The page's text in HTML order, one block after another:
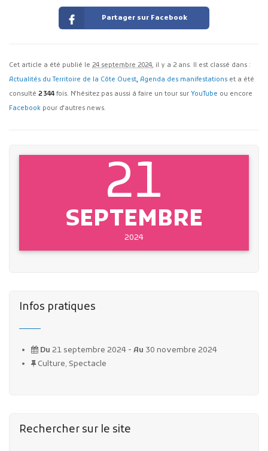
Partager sur Facebook
Cet article a été publié le 24 septembre 2024, il y a 2 ans. Il est classé dans :
Actualités du Territoire de la Côte Ouest, Agenda des manifestations et a été
consulté 2 344 fois. N'hésitez pas aussi à faire un tour sur YouTube ou encore
Facebook pour d'autres news.
21
SEPTEMBRE
2024
Infos pratiques
Du 21 septembre 2024 - Au 30 novembre 2024
Culture, Spectacle
Rechercher sur le site